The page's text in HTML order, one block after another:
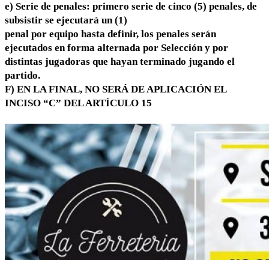
e) Serie de penales: primero serie de cinco (5) penales, de
subsistir se ejecutará un (1)
penal por equipo hasta definir, los penales serán
ejecutados en forma alternada por Selección y por
distintas jugadoras que hayan terminado jugando el
partido.
F) EN LA FINAL, NO SERÁ DE APLICACIÓN EL
INCISO “C” DEL ARTÍCULO 15